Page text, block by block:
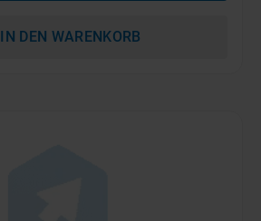
IN DEN WARENKORB